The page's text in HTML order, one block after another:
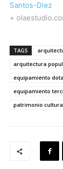
Santos-Diez
+
TAGS
arquitectura
equipamiento
equipamiento
patrimonio